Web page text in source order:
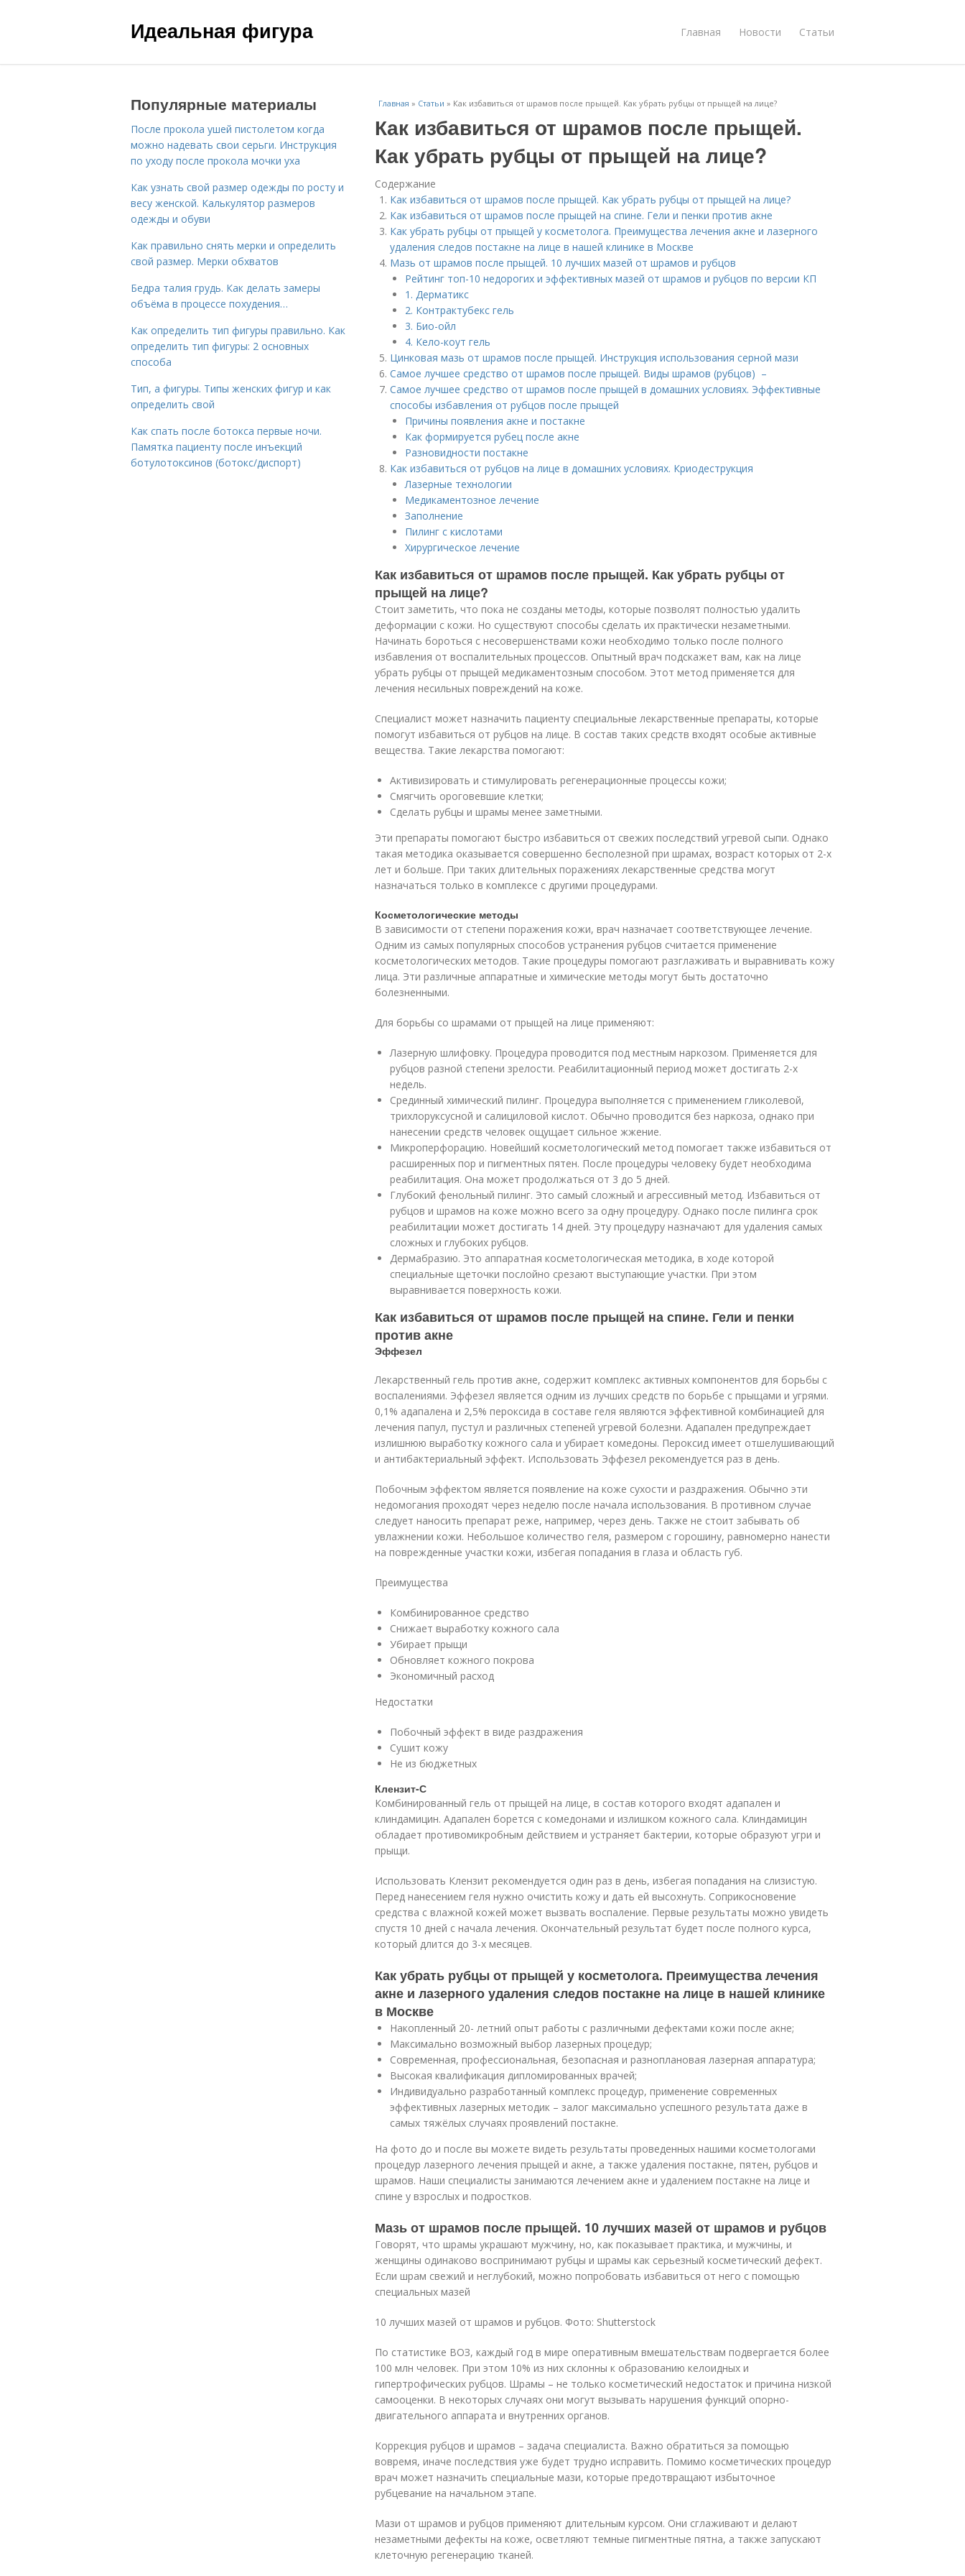
Идеальная фигура Главная Новости Статьи
Главная » Статьи » Как избавиться от шрамов после прыщей. Как убрать рубцы от прыщей на лице?
Как избавиться от шрамов после прыщей.
Как убрать рубцы от прыщей на лице?
Содержание
Как избавиться от шрамов после прыщей. Как убрать рубцы от прыщей на лице?
Как избавиться от шрамов после прыщей на спине. Гели и пенки против акне
Как убрать рубцы от прыщей у косметолога. Преимущества лечения акне и лазерного
удаления следов постакне на лице в нашей клинике в Москве
Мазь от шрамов после прыщей. 10 лучших мазей от шрамов и рубцов
Рейтинг топ-10 недорогих и эффективных мазей от шрамов и рубцов по версии КП
1. Дерматикс
2. Контрактубекс гель
3. Био-ойл
4. Кело-коут гель
Цинковая мазь от шрамов после прыщей. Инструкция использования серной мази
Самое лучшее средство от шрамов после прыщей. Виды шрамов (рубцов) –
Самое лучшее средство от шрамов после прыщей в домашних условиях. Эффективные
способы избавления от рубцов после прыщей
Причины появления акне и постакне
Как формируется рубец после акне
Разновидности постакне
Как избавиться от рубцов на лице в домашних условиях. Криодеструкция
Лазерные технологии
Медикаментозное лечение
Заполнение
Пилинг с кислотами
Хирургическое лечение
Как избавиться от шрамов после прыщей. Как убрать рубцы от
прыщей на лице?
Стоит заметить, что пока не созданы методы, которые позволят полностью удалить
деформации с кожи. Но существуют способы сделать их практически незаметными.
Начинать бороться с несовершенствами кожи необходимо только после полного
избавления от воспалительных процессов. Опытный врач подскажет вам, как на лице
убрать рубцы от прыщей медикаментозным способом. Этот метод применяется для
лечения несильных повреждений на коже.
Специалист может назначить пациенту специальные лекарственные препараты, которые
помогут избавиться от рубцов на лице. В состав таких средств входят особые активные
вещества. Такие лекарства помогают:
Активизировать и стимулировать регенерационные процессы кожи;
Смягчить ороговевшие клетки;
Сделать рубцы и шрамы менее заметными.
Эти препараты помогают быстро избавиться от свежих последствий угревой сыпи. Однако
такая методика оказывается совершенно бесполезной при шрамах, возраст которых от 2-х
лет и больше. При таких длительных поражениях лекарственные средства могут
назначаться только в комплексе с другими процедурами.
Косметологические методы
В зависимости от степени поражения кожи, врач назначает соответствующее лечение.
Одним из самых популярных способов устранения рубцов считается применение
косметологических методов. Такие процедуры помогают разглаживать и выравнивать кожу
лица. Эти различные аппаратные и химические методы могут быть достаточно
болезненными.
Для борьбы со шрамами от прыщей на лице применяют:
Лазерную шлифовку. Процедура проводится под местным наркозом. Применяется для
рубцов разной степени зрелости. Реабилитационный период может достигать 2-х
недель.
Срединный химический пилинг. Процедура выполняется с применением гликолевой,
трихлоруксусной и салициловой кислот. Обычно проводится без наркоза, однако при
нанесении средств человек ощущает сильное жжение.
Микроперфорацию. Новейший косметологический метод помогает также избавиться от
расширенных пор и пигментных пятен. После процедуры человеку будет необходима
реабилитация. Она может продолжаться от 3 до 5 дней.
Глубокий фенольный пилинг. Это самый сложный и агрессивный метод. Избавиться от
рубцов и шрамов на коже можно всего за одну процедуру. Однако после пилинга срок
реабилитации может достигать 14 дней. Эту процедуру назначают для удаления самых
сложных и глубоких рубцов.
Дермабразию. Это аппаратная косметологическая методика, в ходе которой
специальные щеточки послойно срезают выступающие участки. При этом
выравнивается поверхность кожи.
Как избавиться от шрамов после прыщей на спине. Гели и пенки
против акне
Эффезел
Лекарственный гель против акне, содержит комплекс активных компонентов для борьбы с
воспалениями. Эффезел является одним из лучших средств по борьбе с прыщами и угрями.
0,1% адапалена и 2,5% пероксида в составе геля являются эффективной комбинацией для
лечения папул, пустул и различных степеней угревой болезни. Адапален предупреждает
излишнюю выработку кожного сала и убирает комедоны. Пероксид имеет отшелушивающий
и антибактериальный эффект. Использовать Эффезел рекомендуется раз в день.
Побочным эффектом является появление на коже сухости и раздражения. Обычно эти
недомогания проходят через неделю после начала использования. В противном случае
следует наносить препарат реже, например, через день. Также не стоит забывать об
увлажнении кожи. Небольшое количество геля, размером с горошину, равномерно нанести
на поврежденные участки кожи, избегая попадания в глаза и область губ.
Преимущества
Комбинированное средство
Снижает выработку кожного сала
Убирает прыщи
Обновляет кожного покрова
Экономичный расход
Недостатки
Побочный эффект в виде раздражения
Сушит кожу
Не из бюджетных
Клензит-С
Комбинированный гель от прыщей на лице, в состав которого входят адапален и
клиндамицин. Адапален борется с комедонами и излишком кожного сала. Клиндамицин
обладает противомикробным действием и устраняет бактерии, которые образуют угри и
прыщи.
Использовать Клензит рекомендуется один раз в день, избегая попадания на слизистую.
Перед нанесением геля нужно очистить кожу и дать ей высохнуть. Соприкосновение
средства с влажной кожей может вызвать воспаление. Первые результаты можно увидеть
спустя 10 дней с начала лечения. Окончательный результат будет после полного курса,
который длится до 3-х месяцев.
Как убрать рубцы от прыщей у косметолога. Преимущества лечения
акне и лазерного удаления следов постакне на лице в нашей клинике
в Москве
Накопленный 20- летний опыт работы с различными дефектами кожи после акне;
Максимально возможный выбор лазерных процедур;
Современная, профессиональная, безопасная и разноплановая лазерная аппаратура;
Высокая квалификация дипломированных врачей;
Индивидуально разработанный комплекс процедур, применение современных
эффективных лазерных методик – залог максимально успешного результата даже в
самых тяжёлых случаях проявлений постакне.
На фото до и после вы можете видеть результаты проведенных нашими косметологами
процедур лазерного лечения прыщей и акне, а также удаления постакне, пятен, рубцов и
шрамов. Наши специалисты занимаются лечением акне и удалением постакне на лице и
спине у взрослых и подростков.
Мазь от шрамов после прыщей. 10 лучших мазей от шрамов и рубцов
Говорят, что шрамы украшают мужчину, но, как показывает практика, и мужчины, и
женщины одинаково воспринимают рубцы и шрамы как серьезный косметический дефект.
Если шрам свежий и неглубокий, можно попробовать избавиться от него с помощью
специальных мазей
10 лучших мазей от шрамов и рубцов. Фото: Shutterstock
По статистике ВОЗ, каждый год в мире оперативным вмешательствам подвергается более
100 млн человек. При этом 10% из них склонны к образованию келоидных и
гипертрофических рубцов. Шрамы – не только косметический недостаток и причина низкой
самооценки. В некоторых случаях они могут вызывать нарушения функций опорно-
двигательного аппарата и внутренних органов.
Коррекция рубцов и шрамов – задача специалиста. Важно обратиться за помощью
вовремя, иначе последствия уже будет трудно исправить. Помимо косметических процедур
врач может назначить специальные мази, которые предотвращают избыточное
рубцевание на начальном этапе.
Мази от шрамов и рубцов применяют длительным курсом. Они сглаживают и делают
незаметными дефекты на коже, осветляют темные пигментные пятна, а также запускают
клеточную регенерацию тканей.
Популярные материалы
После прокола ушей пистолетом когда
можно надевать свои серьги. Инструкция
по уходу после прокола мочки уха
Как узнать свой размер одежды по росту и
весу женской. Калькулятор размеров
одежды и обуви
Как правильно снять мерки и определить
свой размер. Мерки обхватов
Бедра талия грудь. Как делать замеры
объёма в процессе похудения…
Как определить тип фигуры правильно. Как
определить тип фигуры: 2 основных
способа
Тип, а фигуры. Типы женских фигур и как
определить свой
Как спать после ботокса первые ночи.
Памятка пациенту после инъекций
ботулотоксинов (ботокс/диспорт)